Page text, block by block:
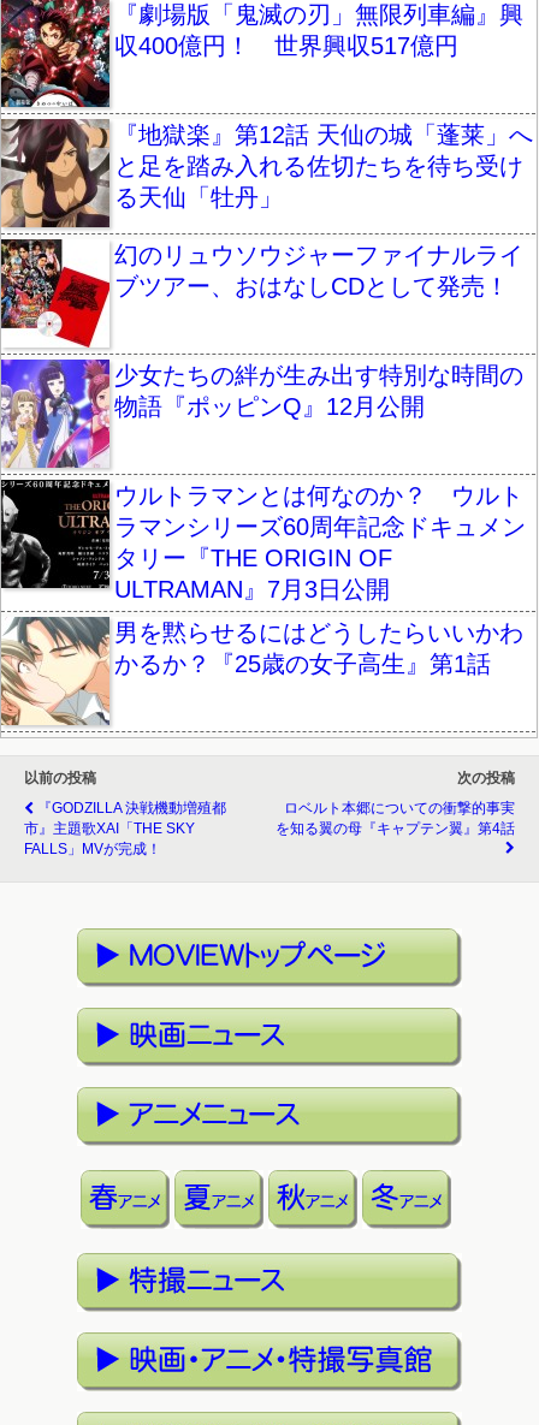
『劇場版「鬼滅の刃」無限列車編』興
収400億円！ 世界興収517億円
『地獄楽』第12話 天仙の城「蓬莱」へ
と足を踏み入れる佐切たちを待ち受け
る天仙「牡丹」
幻のリュウソウジャーファイナルライ
ブツアー、おはなしCDとして発売！
少女たちの絆が生み出す特別な時間の
物語『ポッピンQ』12月公開
ウルトラマンとは何なのか？ ウルト
ラマンシリーズ60周年記念ドキュメン
タリー『THE ORIGIN OF
ULTRAMAN』7月3日公開
男を黙らせるにはどうしたらいいかわ
かるか？『25歳の女子高生』第1話
以前の投稿
『GODZILLA 決戦機動増殖都
市』主題歌XAI「THE SKY
FALLS」MVが完成！
次の投稿
ロベルト本郷についての衝撃的事実
を知る翼の母『キャプテン翼』第4話